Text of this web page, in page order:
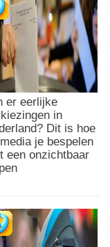
er eerlijke
in
Dit is hoe
je bespelen
een onzichtbaar